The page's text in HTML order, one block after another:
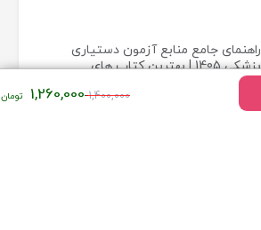
1,400,000قیمت
1,260,000
راهنمای جامع منابع آزمون دستیاری
پزشکی 1405 | بهترین کتاب های
آزمون رزیدنتی 2025